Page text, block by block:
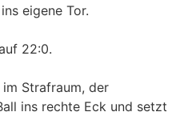
eigene Tor.
22:0.
Strafraum, der
ins rechte Eck und setzt